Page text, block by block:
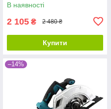
В наявності
2 105 ₴ 2 480 ₴
Купити
–14%